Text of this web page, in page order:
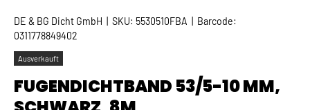
DE & BG Dicht GmbH SKU: 5530510FBA
Barcode:
0311778849402
Ausverkauft
FUGENDICHTBAND 53/5-10 MM,